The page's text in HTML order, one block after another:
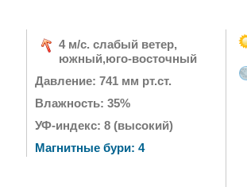
4 м/с. слабый ветер,
южный,юго-восточный
Давление: 741 мм рт.ст.
Влажность: 35%
УФ-индекс: 8 (высокий)
Магнитные бури: 4